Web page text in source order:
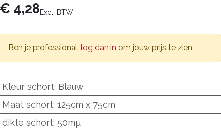
€ 4,28Excl. BTW
Ben je professional, log dan in om jouw prijs te zien.
Kleur schort: Blauw
Maat schort: 125cm x 75cm
dikte schort: 50mµ